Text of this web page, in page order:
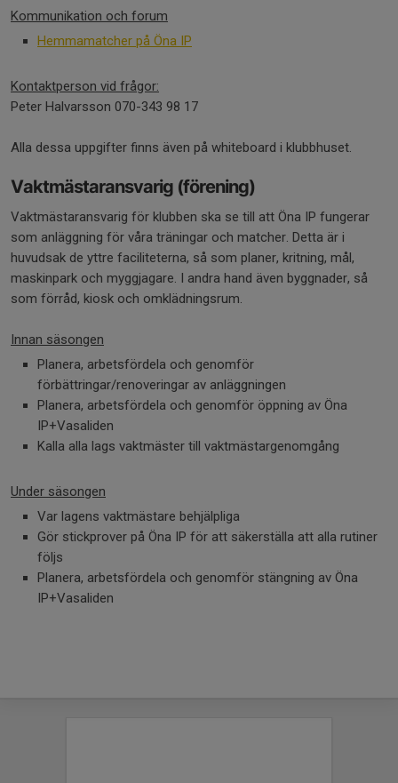
Kommunikation och forum
Hemmamatcher på Öna IP
Kontaktperson vid frågor:
Peter Halvarsson 070-343 98 17
Alla dessa uppgifter finns även på whiteboard i klubbhuset.
Vaktmästaransvarig (förening)
Vaktmästaransvarig för klubben ska se till att Öna IP fungerar
som anläggning för våra träningar och matcher. Detta är i
huvudsak de yttre faciliteterna, så som planer, kritning, mål,
maskinpark och myggjagare. I andra hand även byggnader, så
som förråd, kiosk och omklädningsrum.
Innan säsongen
Planera, arbetsfördela och genomför
förbättringar/renoveringar av anläggningen
Planera, arbetsfördela och genomför öppning av Öna
IP+Vasaliden
Kalla alla lags vaktmäster till vaktmästargenomgång
Under säsongen
Var lagens vaktmästare behjälpliga
Gör stickprover på Öna IP för att säkerställa att alla rutiner
följs
Planera, arbetsfördela och genomför stängning av Öna
IP+Vasaliden